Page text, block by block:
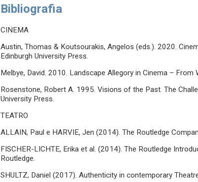
Bibliografia
CINEMA
Austin, Thomas & Koutsourakis, Angelos (eds.). 2020.
Edinburgh University Press.
Melbye, David. 2010. Landscape Allegory in Cinema –
Rosenstone, Robert A. 1995. Visions of the Past. The
University Press.
TEATRO
ALLAIN, Paul e HARVIE, Jen (2014). The Routledge
FISCHER-LICHTE, Erika et al. (2014). The Routledge
Routledge.
SHULTZ, Daniel (2017). Authenticity in contemporary